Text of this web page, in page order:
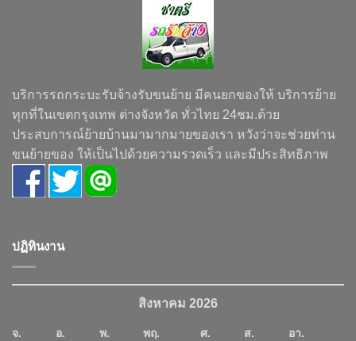
บริการรถกระบะรับจ้างรับขนย้าย มีคนยกของให้ บริการย้าย
ทุกที่ในเขตกรุงเทพ ต่างจังหวัด ทั่วไทย 24ชม.ด้วย
ประสบการณ์ย้ายบ้านมามากมายของเรา หวังว่าจะช่วยท่าน
ขนย้ายของ ให้เป็นไปด้วยความรวดเร็ว และมีประสิทธิภาพ
ปฏิทินงาน
สิงหาคม 2026
จ. อ. พ. พฤ. ศ. ส.
อา.